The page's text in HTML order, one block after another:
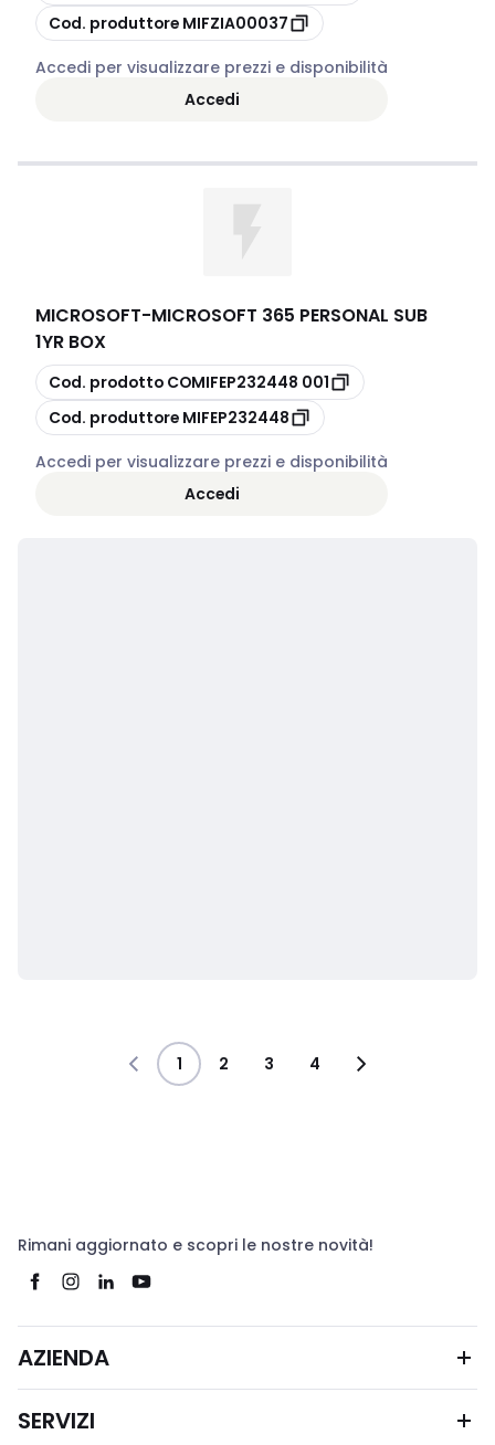
copia
Cod. produttore MIFZIA00037
Accedi per visualizzare prezzi e disponibilità
Accedi
MICROSOFT-MICROSOFT 365 PERSONAL SUB
1YR BOX
copia
Cod. prodotto
COMIFEP232448 001
copia
Cod. produttore MIFEP232448
Accedi per visualizzare prezzi e disponibilità
Accedi
1 2 3 4
Rimani aggiornato e scopri le nostre novità!
AZIENDA
SERVIZI